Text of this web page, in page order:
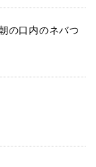
の口内のネバつ